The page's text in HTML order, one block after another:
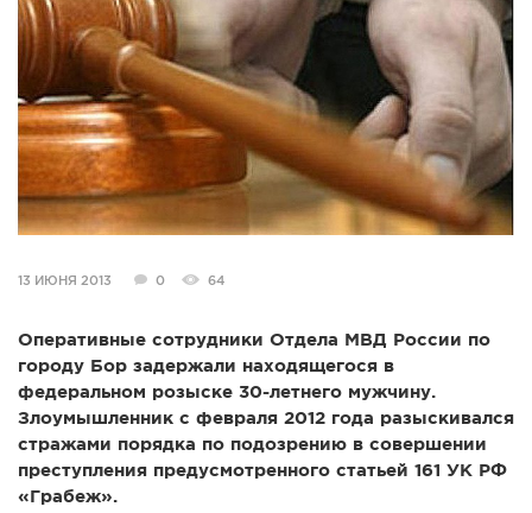
СТАТЬИ
ГОЛОСОВАНИЯ
ПРЕДЛОЖИТЬ НОВОСТЬ
ФОТО
13 ИЮНЯ 2013 0 64
Оперативные сотрудники Отдела МВД России по
городу Бор задержали находящегося в
федеральном розыске 30-летнего мужчину.
Злоумышленник с февраля 2012 года разыскивался
стражами порядка по подозрению в совершении
преступления предусмотренного статьей 161 УК РФ
«Грабеж».